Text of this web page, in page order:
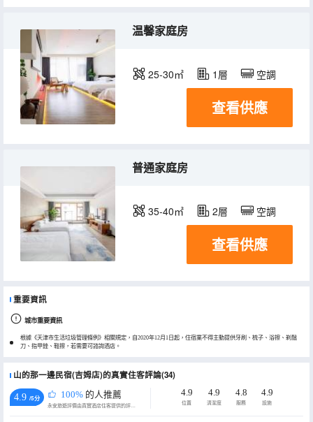
温馨家庭房
25-30㎡ 1層 空調
查看供應
普通家庭房
35-40㎡ 2層 空調
查看供應
重要資訊
城市重要資訊
根據《天津市生活垃圾管理條例》相關規定，自2020年12月1日起，住宿業不得主動提供牙刷、梳子、浴擦、剃鬚
刀、指甲銼、鞋擦，若需要可諮詢酒店。
山的那一邊民宿(吉姆店)的真實住客評論(34)
4.9 /5分 100% 的人推薦
永安旅遊評價由真實酒店住客提供的評價。
4.9
位置
4.9
清潔度
4.8
服務
4.9
設施